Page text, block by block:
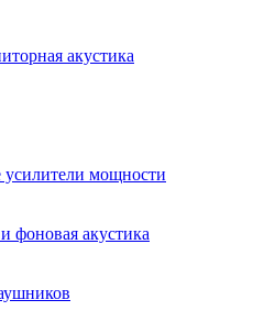
акустика
мощности
фоновая акустика